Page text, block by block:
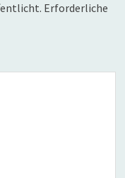
Erforderliche